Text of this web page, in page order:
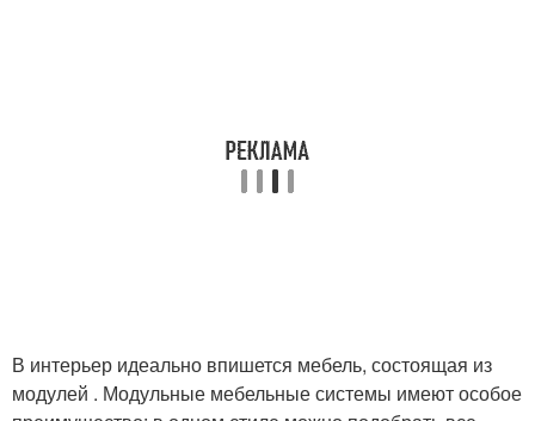
В интерьер идеально впишется мебель, состоящая из
модулей . Модульные мебельные системы имеют особое